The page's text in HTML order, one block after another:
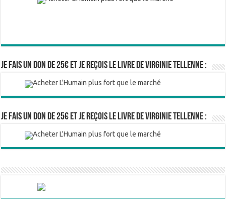
Je fais un don de 25€ et je reçois le livre de Virginie Tellenne :
Je fais un don de 25€ et je reçois le livre de Virginie Tellenne :